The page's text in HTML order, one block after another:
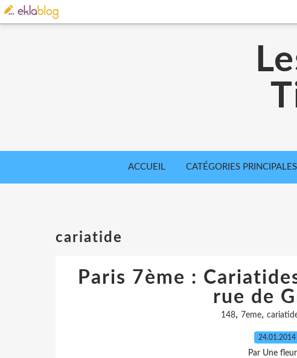
ACCUEIL CATÉGORIES PRINCIPALES
cariatide
Paris 7ème :
rue de
148, 7eme,
24.01.2014
Par Une